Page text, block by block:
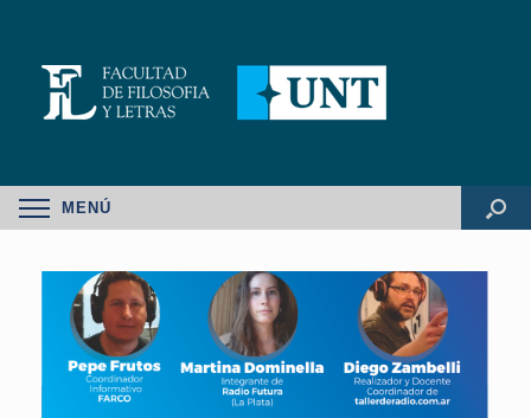
MENÚ